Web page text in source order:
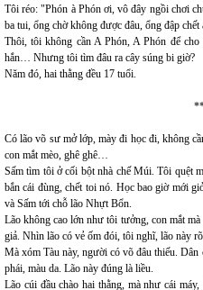
Tôi réo: "Phón à Phón ơi, vô đây ngồi chơi
ba tui, ổng chờ không được đâu, ổng đập
Thôi, tôi không cần A Phón, A Phón để
hắn… Nhưng tôi tìm đâu ra cây súng bi giờ?
Năm đó, hai thằng đều 17 tuổi.
Có lão võ sư mở lớp, mày đi học đi, không
con mắt mèo, ghê ghê…
Sấm tìm tôi ở cối bột nhà chế Múi. Tôi quệt
bắn cái đùng, chết toi nó. Học bao giờ mới
và Sấm tới chỗ lão Nhựt Bổn.
Lão không cao lớn như tôi tưởng, con mắt
giả. Nhìn lão có vẻ ốm đói, tôi nghĩ, lão này
Mà xóm Tàu này, người có võ đâu thiếu. Dân
phái, màu da. Lão này đúng là liều.
Lão cúi đầu chào hai thằng, mà như cái